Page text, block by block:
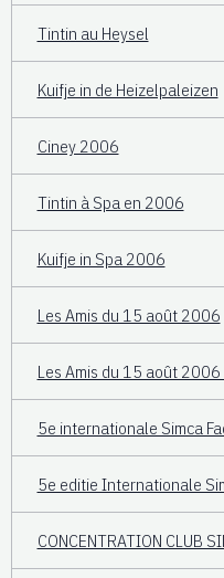
Tintin au Heysel
Kuifje in de Heizelpaleizen
Ciney 2006
Tintin à Spa en 2006
Kuifje in Spa 2006
Les Amis du 15 août 2006
Les Amis du 15 août 2006
5e internationale Simca
5e editie Internationale
CONCENTRATION CLUB